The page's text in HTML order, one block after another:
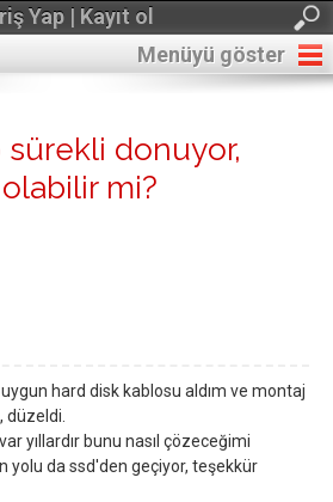
Yap | Kayıt ol
Menüyü göster
sürekli donuyor,
mi?
hard disk kablosu aldım ve montaj
yıllardır bunu nasıl çözeceğimi
yolu da ssd'den geçiyor, teşekkür